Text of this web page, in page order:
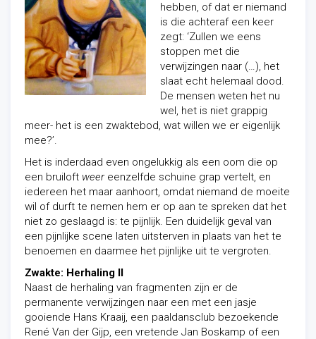
hebben, of dat er niemand
is die achteraf een keer
zegt: ‘Zullen we eens
stoppen met die
verwijzingen naar (…), het
slaat echt helemaal dood.
De mensen weten het nu
wel, het is niet grappig
meer- het is een zwaktebod, wat willen we er eigenlijk
mee?’.
Het is inderdaad even ongelukkig als een oom die op
een bruiloft weereenzelfde schuine grap vertelt, en
iedereen het maar aanhoort, omdat niemand de moeite
wil of durft te nemen hem er op aan te spreken dat het
niet zo geslaagd is: te pijnlijk. Een duidelijk geval van
een pijnlijke scene laten uitsterven in plaats van het te
benoemen en daarmee het pijnlijke uit te vergroten.
Zwakte: Herhaling II
Naast de herhaling van fragmenten zijn er de
permanente verwijzingen naar een met een jasje
gooiende Hans Kraaij, een paaldansclub bezoekende
René Van der Gijp, een vretende Jan Boskamp of een